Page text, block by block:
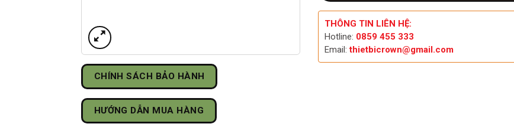
CHÍNH SÁCH BẢO HÀNH
HƯỚNG DẪN MUA HÀNG
THÔNG TIN LIÊN HỆ:
Hotline: 0859 455 333
Email:thietbicrown@gmail.com